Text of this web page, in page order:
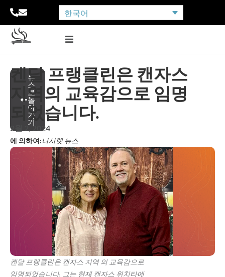
한국어
뉴
스
로
돌
아
가
기
켄달 프랭클린은 캔자스
지역의 교육감으로 임명
되었습니다.
2월 2, 2024
에 의하여:나사렛 뉴스
켄달 프랭클린은 캔자스 지역 의 교육감으로
임명되었습니다. 그는 현재 캔자스 위치타에